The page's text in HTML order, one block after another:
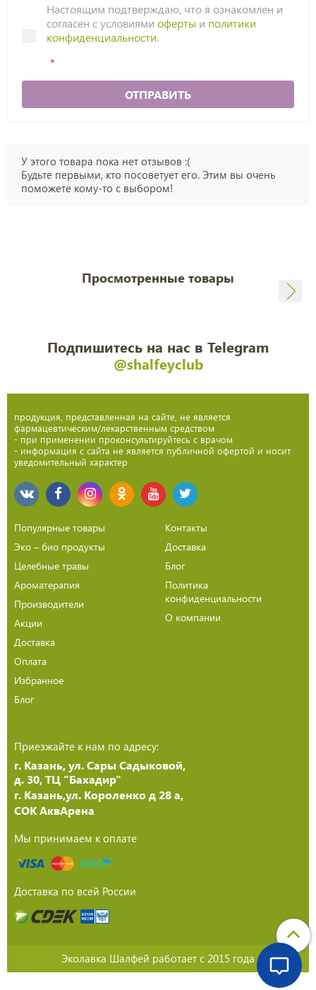
Настоящим подтверждаю, что я ознакомлен и
согласен с условиями оферты и политики
конфиденциальности.
ОТПРАВИТЬ
У этого товара пока нет отзывов :(
Будьте первыми, кто посоветует его. Этим вы очень
поможете кому-то с выбором!
Просмотренные товары
Подпишитесь на нас в Telegram
@shalfeyclub
продукция, представленная на сайте, не является
фармацевтическим/лекарственным средством
- при применении проконсультируйтесь с врачом
- информация с сайта не является публичной офертой и носит
уведомительный характер
Популярные товары
Эко – био продукты
Целебные травы
Ароматерапия
Производители
Акции
Доставка
Оплата
Избранное
Блог
Контакты
Доставка
Блог
Политика
конфиденциальности
О компании
Приезжайте к нам по адресу:
г. Казань, ул. Сары Садыковой,
д. 30, ТЦ "Бахадир"
г. Казань,ул. Короленко д 28 а,
СОК АквАрена
Мы принимаем к оплате
Доставка по всей России
Эколавка Шалфей работает с 2015 года